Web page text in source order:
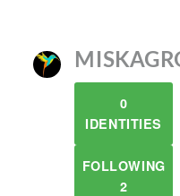
0
IDENTITIES
FOLLOWING
2